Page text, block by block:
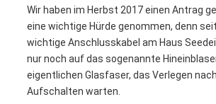
Wir haben im Herbst 2017 einen Antrag
eine wichtige Hürde genommen, denn
wichtige Anschlusskabel am Haus
nur noch auf das sogenannte
eigentlichen Glasfaser, das Verlegen
Aufschalten warten.